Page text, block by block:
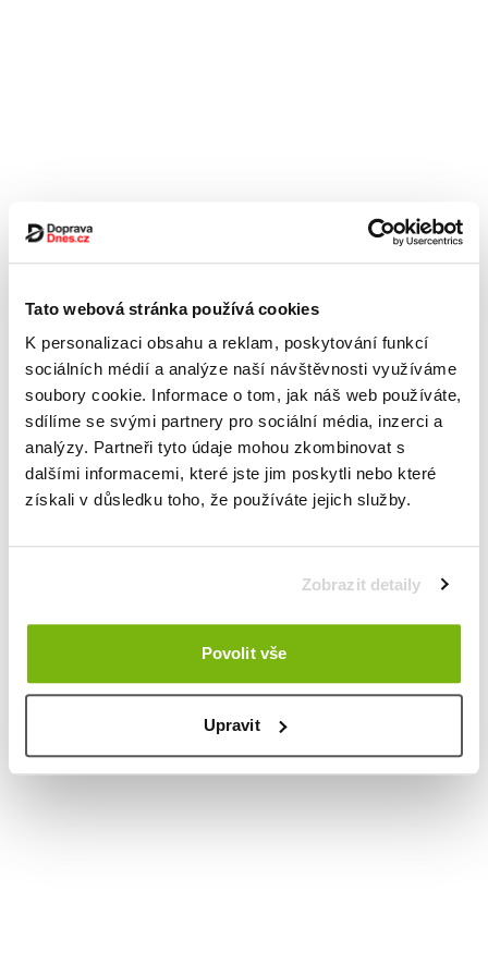
Tato webová stránka používá cookies
K personalizaci obsahu a reklam, poskytování funkcí
sociálních médií a analýze naší návštěvnosti využíváme
soubory cookie. Informace o tom, jak náš web používáte,
sdílíme se svými partnery pro sociální média, inzerci a
analýzy. Partneři tyto údaje mohou zkombinovat s
dalšími informacemi, které jste jim poskytli nebo které
získali v důsledku toho, že používáte jejich služby.
Zobrazit detaily
Povolit vše
Upravit